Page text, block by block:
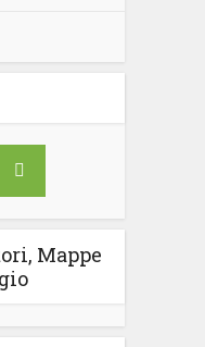
Mappe